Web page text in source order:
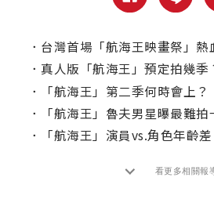
． 台灣首場「航海王映畫祭」熱血登場！全
． 真人版「航海王」預定拍幾季
．
「航海王」第二季何時會上？
．
「航海王」魯夫男星曝最難拍
．
「航海王」演員vs.角色年齡差
看更多相關報